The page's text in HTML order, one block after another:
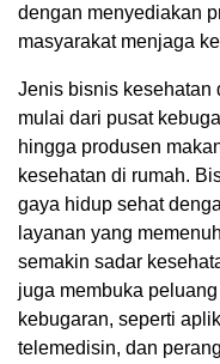
dengan menyediakan
masyarakat menjaga
Jenis bisnis kesehatan
mulai dari pusat
hingga produsen
kesehatan di rumah.
gaya hidup sehat
layanan yang
semakin sadar
juga membuka
kebugaran, seperti
telemedisin, dan